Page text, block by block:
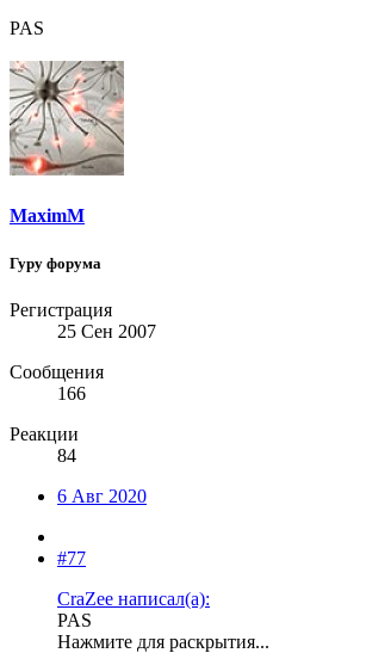
PAS
MaximM
Гуру форума
Регистрация
25 Сен 2007
Сообщения
166
Реакции
84
6 Авг 2020
#77
CraZee написал(а):
PAS
Нажмите для раскрытия...